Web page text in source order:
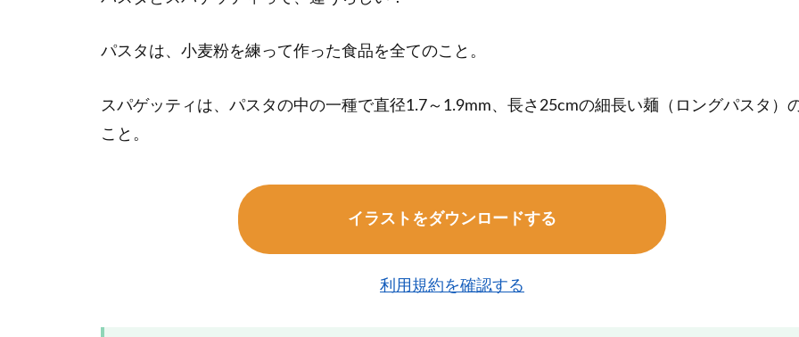
パスタは、小麦粉を練って作った食品を全てのこと。
スパゲッティは、パスタの中の一種で直径1.7～1.9mm、長さ25cmの細長い麺（ロングパスタ）
こと。
イラストをダウンロードする
利用規約を確認する